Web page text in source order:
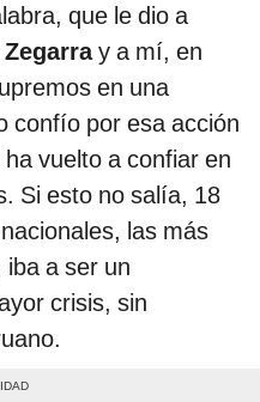
que le dio a
y a mí, en
en una
confío por esa acción
vuelto a confiar en
Si esto no salía, 18
las más
a ser un
crisis, sin